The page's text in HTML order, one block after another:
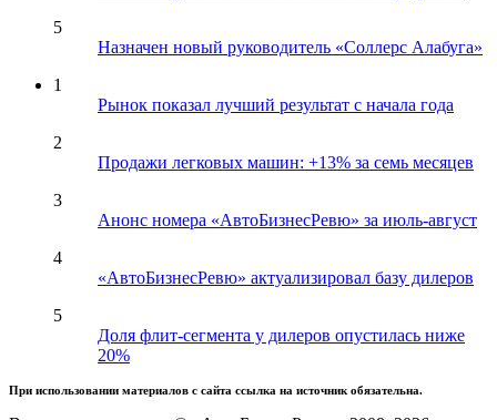
5
Назначен новый руководитель «Соллерс Алабуга»
1
Рынок показал лучший результат с начала года
2
Продажи легковых машин: +13% за семь месяцев
3
Анонс номера «АвтоБизнесРевю» за июль-август
4
«АвтоБизнесРевю» актуализировал базу дилеров
5
Доля флит-сегмента у дилеров опустилась ниже
20%
При использовании материалов с сайта ссылка на источник обязательна.